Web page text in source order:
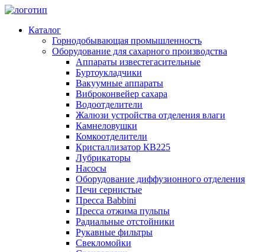
Каталог
Горнодобывающая промышленность
Оборудование для сахарного производства
Аппараты известегасительные
Буртоукладчики
Вакуумные аппараты
Виброконвейер сахара
Водоотделители
Жалюзи устройства отделения влаги
Камнеловушки
Комкоотделители
Кристаллизатор КВ225
Лубрикаторы
Насосы
Оборудование диффузионного отделения
Печи сернистые
Пресса Babbini
Пресса отжима пульпы
Радиальные отстойники
Рукавные фильтры
Свекломойки